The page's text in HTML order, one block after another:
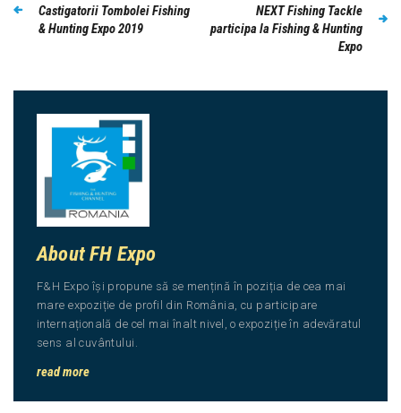
Castigatorii Tombolei Fishing
& Hunting Expo 2019
NEXT Fishing Tackle
participa la Fishing & Hunting
Expo
About FH Expo
F&H Expo își propune să se mențină în poziția de cea mai
mare expoziție de profil din România, cu participare
internațională de cel mai înalt nivel, o expoziție în adevăratul
sens al cuvântului.
read more